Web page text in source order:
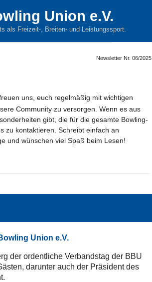
Union e.V.
als Freizeit-, Breiten- und Leistungssport.
Newsletter Nr. 06/2025
uns, euch regelmäßig mit wichtigen
Community zu versorgen. Wenn es aus
gibt, die für die gesamte Bowling-
zu kontaktieren. Schreibt einfach an
und wünschen viel Spaß beim Lesen!
Union e.V.
der ordentliche Verbandstag der BBU
darunter auch der Präsident des